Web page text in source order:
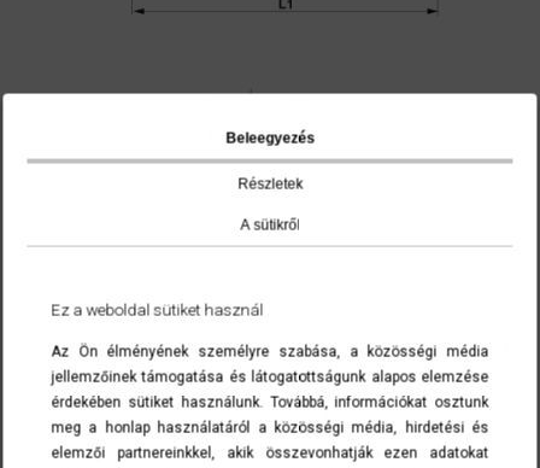
jobb menettel
311520004
311521004
311520005
311521005
311520006
311521006
311520008
311521008
Beleegyezés
Részletek
A sütikről
Ez a weboldal sütiket használ
Az Ön élményének személyre szabása, a közösségi média
jellemzőinek támogatása és látogatottságunk alapos elemzése
érdekében sütiket használunk. Továbbá, információkat osztunk
meg a honlap használatáról a közösségi média, hirdetési és
elemzői partnereinkkel, akik összevonhatják ezen adatokat